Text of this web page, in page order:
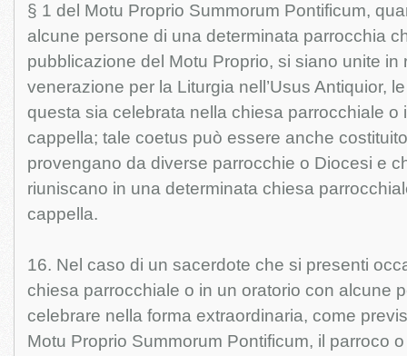
§ 1 del Motu Proprio Summorum Pontificum,
alcune persone di una determinata parrocchia
pubblicazione del Motu Proprio, si siano unite in
venerazione per la Liturgia nell’Usus Antiquior,
questa sia celebrata nella chiesa parrocchiale o
cappella; tale coetus può essere anche
provengano da diverse parrocchie o Diocesi e
riuniscano in una determinata chiesa
cappella.
16. Nel caso di un sacerdote che si presenti
chiesa parrocchiale o in un oratorio con alcune
celebrare nella forma extraordinaria, come
Motu Proprio Summorum Pontificum, il parroco